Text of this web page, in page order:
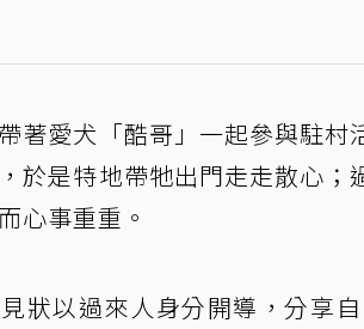
著愛犬「酷哥」一起參與駐
，於是特地帶牠出門走走散心
心事重重。
狀以過來人身分開導，分享